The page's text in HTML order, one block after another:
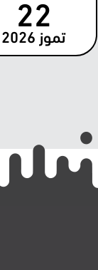
22
تموز 2026